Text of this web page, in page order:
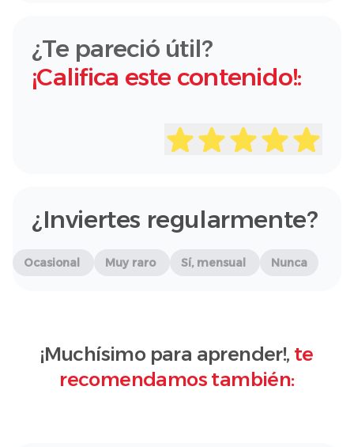
¿Te pareció útil?
¡Califica este contenido!:
¿Inviertes regularmente?
Ocasional Muy raro Sí, mensual Nunca
¡Muchísimo para aprender!, te
recomendamos también: